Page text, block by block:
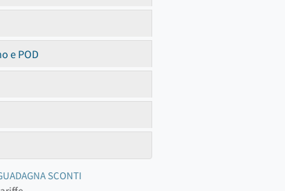
e POD
SCONTI